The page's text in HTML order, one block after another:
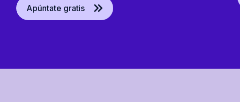
Apúntate gratis